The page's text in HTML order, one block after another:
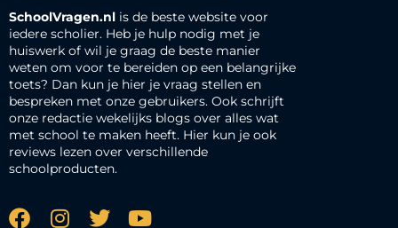
SchoolVragen.nl is de beste website voor
iedere scholier. Heb je hulp nodig met je
huiswerk of wil je graag de beste manier
weten om voor te bereiden op een belangrijke
toets? Dan kun je hier je vraag stellen en
bespreken met onze gebruikers. Ook schrijft
onze redactie wekelijks blogs over alles wat
met school te maken heeft. Hier kun je ook
reviews lezen over verschillende
schoolproducten.